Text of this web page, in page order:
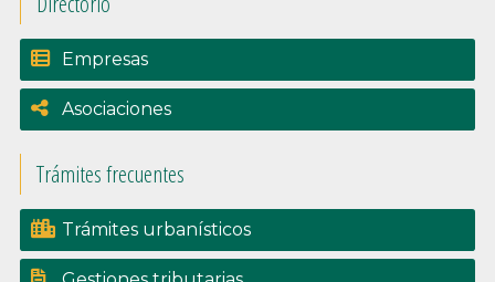
Empresas
Asociaciones
Trámites frecuentes
Trámites urbanísticos